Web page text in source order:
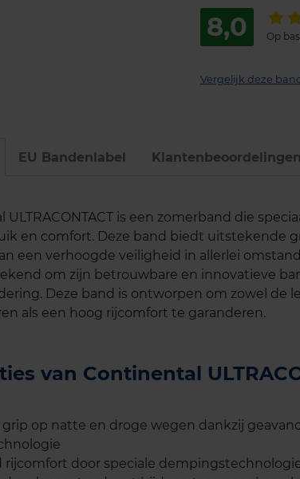
8,0 Op
Vergelijk deze
EU Bandenlabel Klantenbeoordelingen
ULTRACONTACT is een zomerband die
en comfort. Deze band biedt uitstekende
een verhoogde veiligheid in allerlei
om zijn betrouwbare en innovatieve
Deze band is ontworpen om zowel de
als een hoog rijcomfort te garanderen.
van Continental
op natte en droge wegen dankzij
rijcomfort door speciale